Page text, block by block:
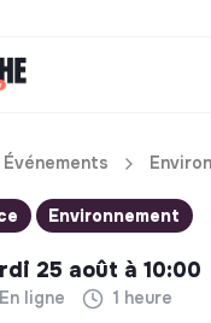
Événements
Environnement
25 août à 10:00
En ligne 1 heure